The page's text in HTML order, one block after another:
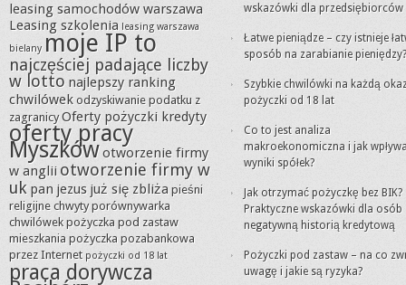
leasing samochodów warszawa
Leasing szkolenia leasing warszawa
bielany moje IP to
najczęściej padające liczby
w lotto najlepszy ranking
chwilówek odzyskiwanie podatku z
zagranicy Oferty pożyczki kredyty
oferty pracy
Myszkówotworzenie firmy
w anglii otworzenie firmy w
uk pan jezus już się zbliża pieśni
religijne chwyty porównywarka
chwilówek pożyczka pod zastaw
mieszkania pożyczka pozabankowa
przez Internet pożyczki od 18 lat
praca dorywcza
wskazówki dla przedsiębiorców
Łatwe pieniądze – czy istnieje
sposób na zarabianie pieniędzy?
Szybkie chwilówki na każdą
pożyczki od 18 lat
Co to jest analiza
makroekonomiczna i jak
wyniki spółek?
Jak otrzymać pożyczkę bez BIK?
Praktyczne wskazówki dla osób
negatywną historią kredytową
Pożyczki pod zastaw – na co
uwagę i jakie są ryzyka?